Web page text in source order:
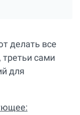
делать все
сами
для